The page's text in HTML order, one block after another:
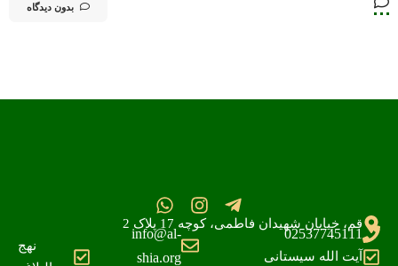
بدون دیدگاه
قم، خیابان شهیدان فاطمی، کوچه 17 پلاک 2
02537745111
آیت الله سیستانی
info@al-
shia.org
نهج